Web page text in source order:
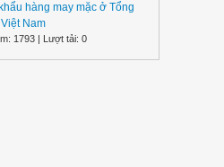
hàng may mặc ở Tổng
Nam
1793 | Lượt tải: 0